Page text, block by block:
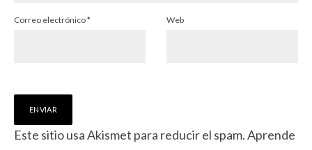
Correo electrónico* Web
Este sitio usa Akismet para reducir el spam.Aprende